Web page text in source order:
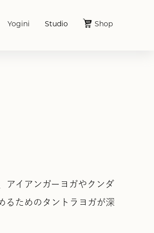
Yogini Studio Shop
アイアンガーヨガやクンダ
るためのタントラヨガが深